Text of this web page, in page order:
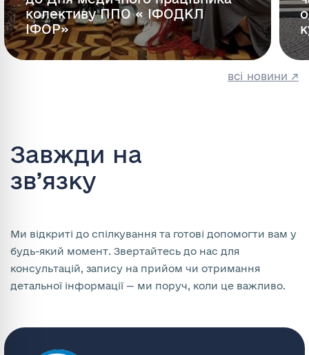
колективу ППО « ІФОДКЛ
ІФОР»
всі новини ↗
Завжди на
зв’язку
Ми відкриті до спілкування та готові допомогти вам у
будь-який момент. Звертайтесь до нас для
консультацій, запису на прийом чи отримання
детальної інформації — ми поруч, коли це важливо.